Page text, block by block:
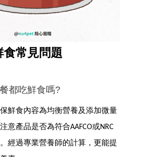
食常見問題
都吃鮮食嗎?
鮮食內容為均衡營養及添加微量
意產品是否為符合AAFCO或NRC
經過專業營養師的計算，更能提